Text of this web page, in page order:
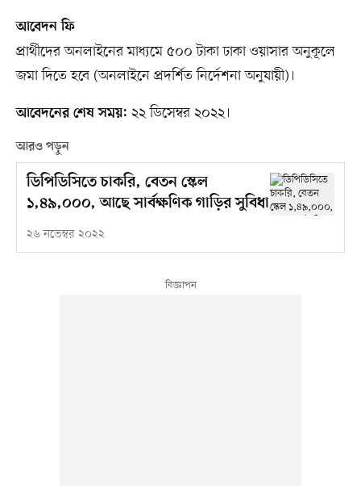
আবেদন ফি
প্রার্থীদের অনলাইনের মাধ্যমে ৫০০ টাকা ঢাকা ওয়াসার অনুকূলে
জমা দিতে হবে (অনলাইনে প্রদর্শিত নির্দেশনা অনুযায়ী)।
আবেদনের শেষ সময়: ২২ ডিসেম্বর ২০২২।
আরও পড়ুন
ডিপিডিসিতে চাকরি, বেতন স্কেল
১,৪৯,০০০, আছে সার্বক্ষণিক গাড়ির সুবিধা
২৬ নভেম্বর ২০২২